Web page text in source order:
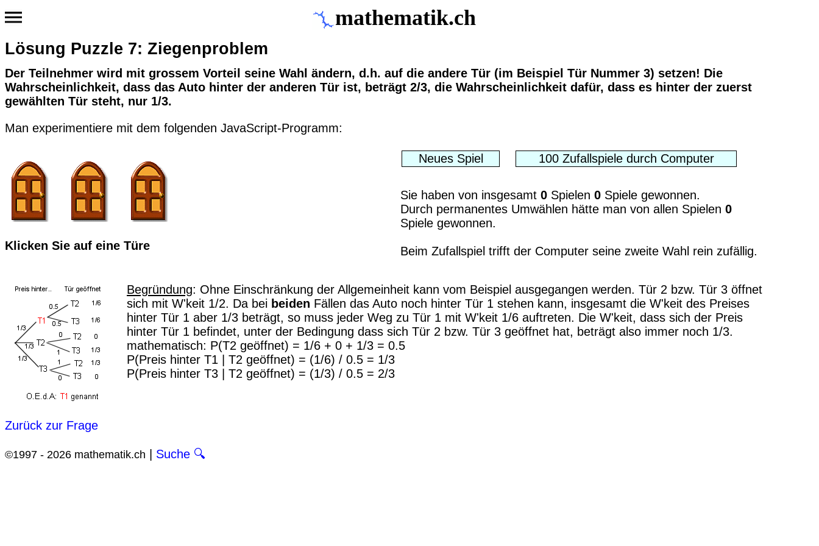
mathematik.ch
Lösung Puzzle 7: Ziegenproblem
Der Teilnehmer wird mit grossem Vorteil seine Wahl ändern, d.h. auf die andere Tür (im Beispiel Tür Nummer 3) setzen! Die
Wahrscheinlichkeit, dass das Auto hinter der anderen Tür ist, beträgt 2/3, die Wahrscheinlichkeit dafür, dass es hinter der zuerst
gewählten Tür steht, nur 1/3.
Man experimentiere mit dem folgenden JavaScript-Programm:
Klicken Sie auf eine Türe
Sie haben von insgesamt 0 Spielen 0 Spiele gewonnen.
Durch permanentes Umwählen hätte man von allen Spielen 0
Spiele gewonnen.
Beim Zufallspiel trifft der Computer seine zweite Wahl rein zufällig.
Begründung: Ohne Einschränkung der Allgemeinheit kann vom Beispiel ausgegangen werden. Tür 2 bzw. Tür 3 öffnet
sich mit W'keit 1/2. Da bei beiden Fällen das Auto noch hinter Tür 1 stehen kann, insgesamt die W'keit des Preises
hinter Tür 1 aber 1/3 beträgt, so muss jeder Weg zu Tür 1 mit W'keit 1/6 auftreten. Die W'keit, dass sich der Preis
hinter Tür 1 befindet, unter der Bedingung dass sich Tür 2 bzw. Tür 3 geöffnet hat, beträgt also immer noch 1/3.
mathematisch: P(T2 geöffnet) = 1/6 + 0 + 1/3 = 0.5
P(Preis hinter T1 | T2 geöffnet) = (1/6) / 0.5 = 1/3
P(Preis hinter T3 | T2 geöffnet) = (1/3) / 0.5 = 2/3
Zurück zur Frage
©1997 - 2026 mathematik.ch Suche 🔍